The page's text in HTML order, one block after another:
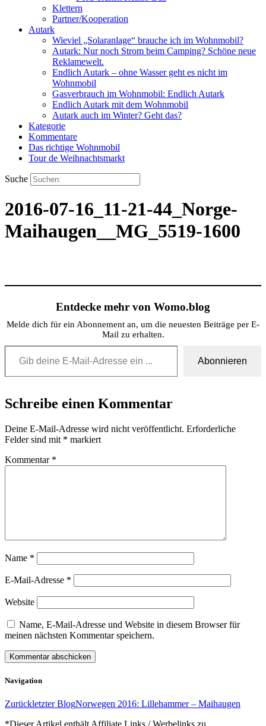
Klettern
Partner/Kooperation
Autark
Wieviel „Solaranlage“ brauche ich im Wohnmobil?
Autark: Nur noch Strom beim Camping? Schöne neue
Reklamewelt.
Endlich Autark – ohne Wasser geht es nicht im
Wohnmobil
Gasverbrauch im Wohnmobil: Endlich Autark
Endlich Autark mit dem Wohnmobil
Autark auch im Winter? Geht das?
Kategorie
Kommentare
Das richtige Wohnmobil
Tour de Weihnachtsmarkt
Suche
2016-07-16_11-21-44_Norge-
Maihaugen__MG_5519-1600
Entdecke mehr von Womo.blog
Melde dich für ein Abonnement an, um die neuesten Beiträge per E-
Mail zu erhalten.
Gib deine E-Mail-Adresse ein ...
Abonnieren
Schreibe einen Kommentar
Deine E-Mail-Adresse wird nicht veröffentlicht. Erforderliche
Felder sind mit * markiert
Kommentar *
Name *
E-Mail-Adresse *
Website
Name, E-Mail-Adresse und Website in diesem Browser für
meinen nächsten Kommentar speichern.
Navigation
Zurückletzter BlogNorwegen 2016: Lillehammer – Maihaugen
*Dieser Artikel enthält Affiliate Links / Werbelinks zu